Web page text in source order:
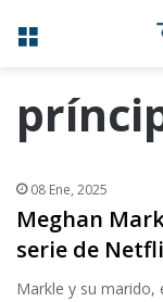
Menú
08 Ene, 2025
Meghan
serie de
Markle y su marido,